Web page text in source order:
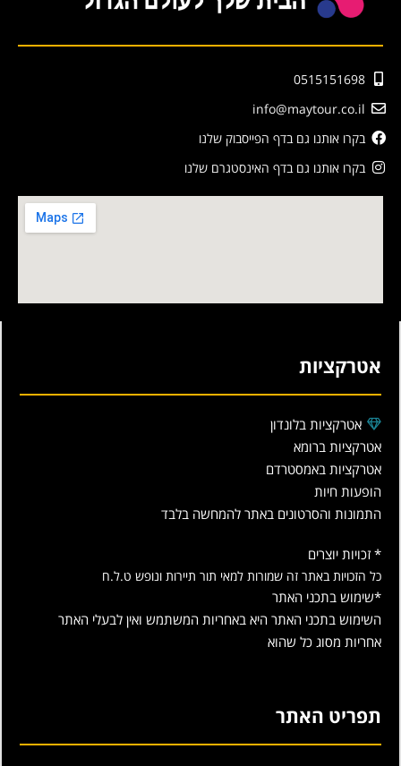
0515151698
info@maytour.co.il
בקרו אותנו גם בדף הפייסבוק שלנו
בקרו אותנו גם בדף האינסטגרם שלנו
אטרקציות
אטרקציות בלונדון
אטרקציות ברומא
אטרקציות באמסטרדם
הופעות חיות
התמונות והסרטונים באתר להמחשה בלבד
* זכויות יוצרים
כל הזכויות באתר זה שמורות למאי תור תיירות ונופש ט.ל.ח
*שימוש בתכני האתר
השימוש בתכני האתר היא באחריות המשתמש ואין לבעלי האתר
אחריות מסוג כל שהוא
תפריט האתר